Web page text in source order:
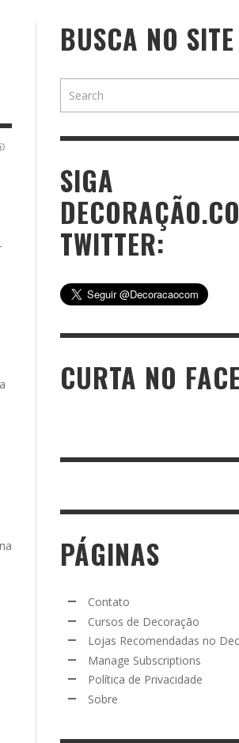
BUSCA NO SITE
SIGA
TWITTER:
CURTA NO
PÁGINAS
Contato
Cursos de Decoração
Lojas Recomendadas no
Manage Subscriptions
Política de Privacidade
Sobre